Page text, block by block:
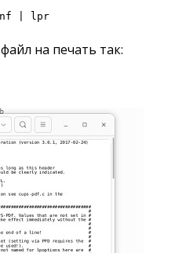
| lpr
на печать так: